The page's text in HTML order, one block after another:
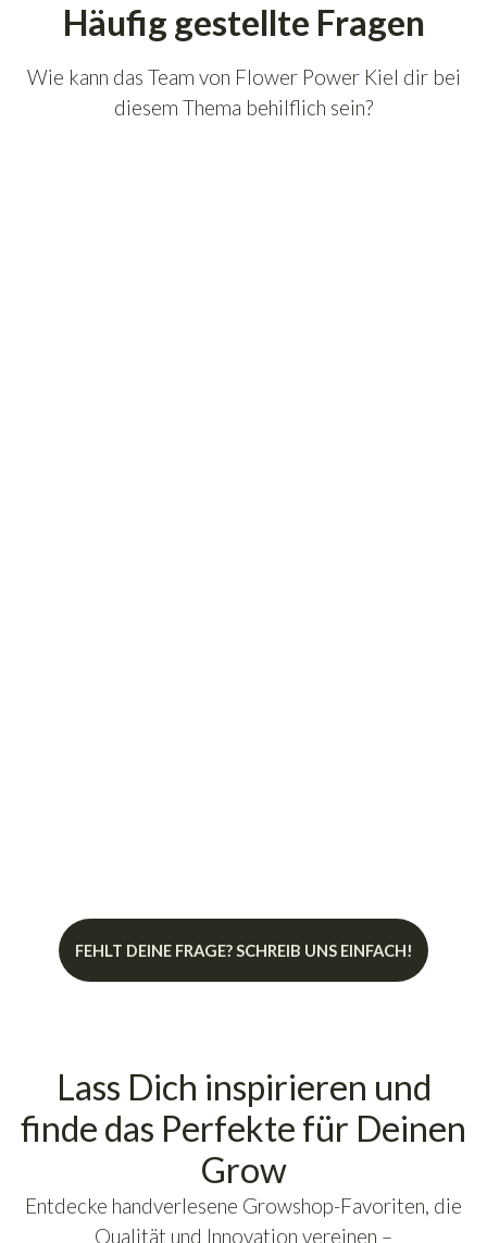
Häufig gestellte Fragen
Wie kann das Team von Flower Power Kiel dir bei
diesem Thema behilflich sein?
FEHLT DEINE FRAGE? SCHREIB UNS EINFACH!
Lass Dich inspirieren und
finde das Perfekte für Deinen
Grow
Entdecke handverlesene Growshop-Favoriten, die
Qualität und Innovation vereinen –